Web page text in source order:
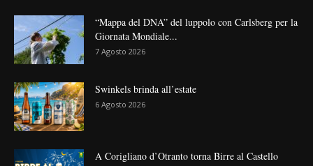
“Mappa del DNA” del luppolo con Carlsberg per la
Giornata Mondiale...
7 Agosto 2026
Swinkels brinda all’estate
6 Agosto 2026
A Corigliano d’Otranto torna Birre al Castello